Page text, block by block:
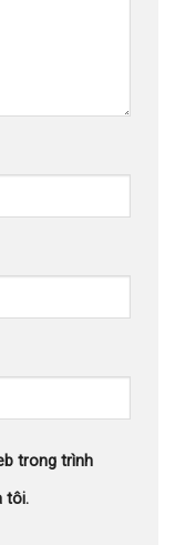
trong trình
tôi.